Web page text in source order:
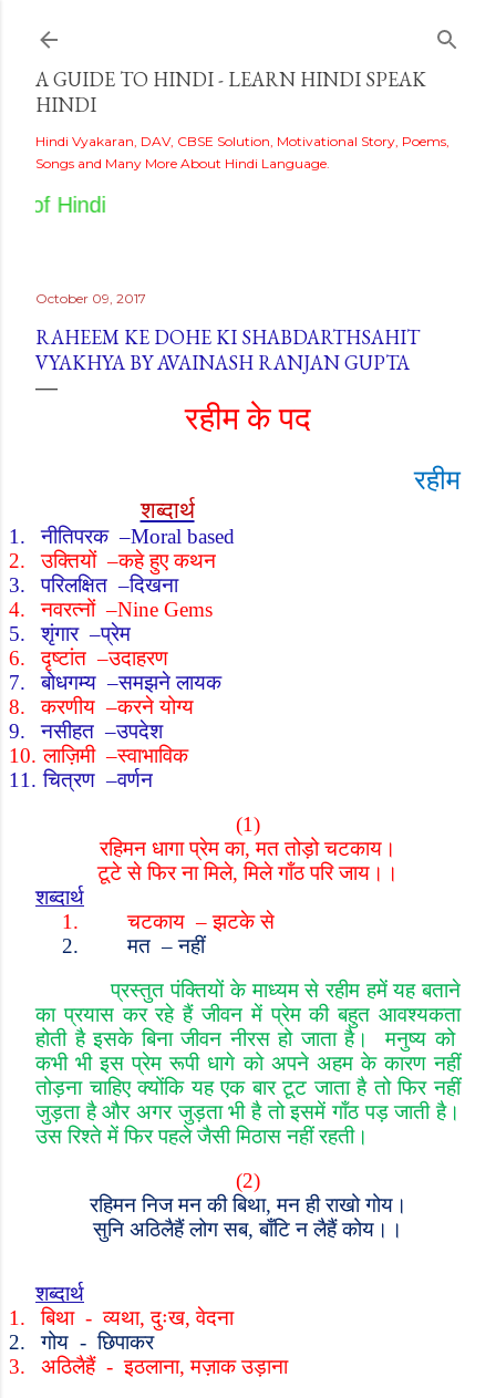
A GUIDE TO HINDI - LEARN HINDI SPEAK
HINDI
Hindi Vyakaran, DAV, CBSE Solution, Motivational Story, Poems,
Songs and Many More About Hindi Language.
Hindi
October 09, 2017
RAHEEM KE DOHE KI SHABDARTHSAHIT
VYAKHYA BY AVAINASH RANJAN GUPTA
रहीम के पद
रहीम
शब्दार्थ
1. नीतिपरक –Moral based
2.
उक्तियों –कहे हुए कथन
3.
परिलक्षित –दिखना
4.
नवरत्नों –Nine Gems
5.
शृंगार –प्रेम
6.
दृष्टांत –उदाहरण
7.
बोधगम्य –समझने लायक
8.
करणीय –करने योग्य
9.
नसीहत –उपदेश
10. लाज़िमी –स्वाभाविक
11. चित्रण –वर्णन
(1)
रहिमन धागा प्रेम का,मत तोड़ो चटकाय।
टूटे से फिर ना मिले,मिले गाँठ परि जाय।।
शब्दार्थ
1.
चटकाय – झटके से
2.
मत – नहीं
प्रस्तुत पंक्तियों के माध्यम से रहीम हमें यह बताने
का प्रयास कर रहे हैं जीवन में प्रेम की बहुत आवश्यकता
होती है इसके बिना जीवन नीरस हो जाता है। मनुष्य को
कभी भी इस प्रेम रूपी धागे को अपने अहम के कारण नहीं
तोड़ना चाहिए क्योंकि यह एक बार टूट जाता है तो फिर नहीं
जुड़ता है और अगर जुड़ता भी है तो इसमें गाँठ पड़ जाती है।
उस रिश्ते में फिर पहले जैसी मिठास नहीं रहती।
(2)
रहिमन निज मन की बिथा,मन ही राखो गोय।
सुनि अठिलैहैं लोग सब,बाँटि न लैहैं कोय।।
शब्दार्थ
1.
बिथा -व्यथा,दुःख,वेदना
2.
गोय -छिपाकर
3.
अठिलैहैं -इठलाना,मज़ाक उड़ाना